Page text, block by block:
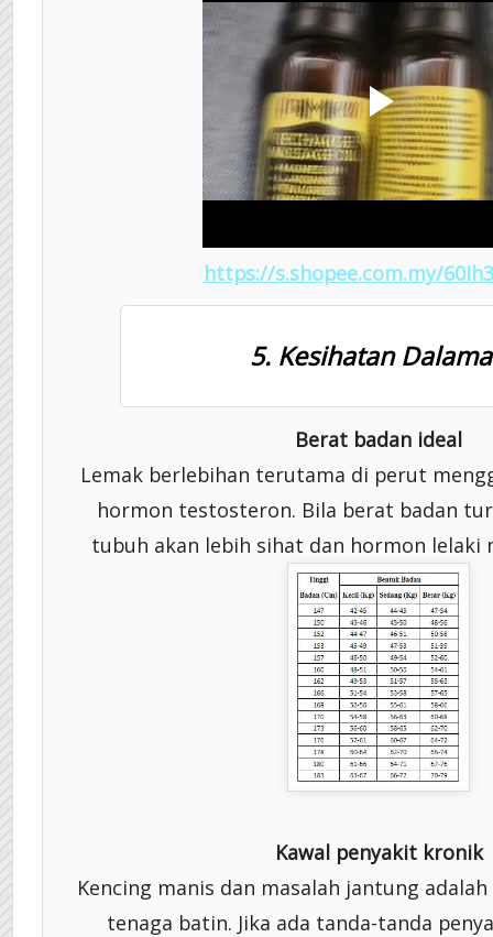
https://s.shopee.com.my/
5. Kesihatan
Berat badan ideal
Lemak berlebihan terutama di perut
hormon testosteron. Bila berat badan
tubuh akan lebih sihat dan hormon lelaki
Kawal penyakit kronik
Kencing manis dan masalah jantung
tenaga batin. Jika ada tanda-tanda